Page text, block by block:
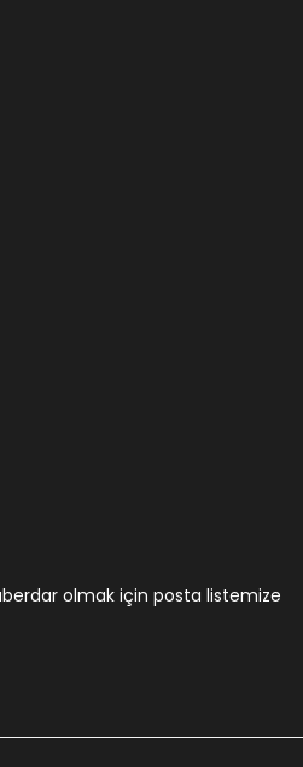
olmak için posta listemize